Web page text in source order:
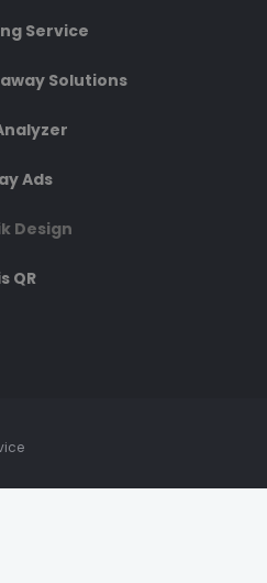
Service
Solutions
Ads
Design
QR